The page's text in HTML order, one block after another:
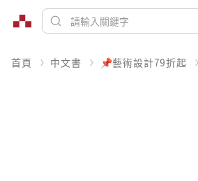
首頁 中文書 📌藝術設計79折起